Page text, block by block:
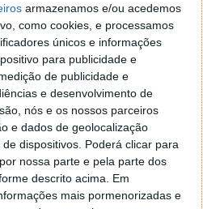
armazenamos e/ou acedemos
como cookies, e processamos
únicos e informações
para publicidade e
de publicidade e
e desenvolvimento de
nós e os nossos parceiros
e dados de geolocalização
dispositivos. Poderá clicar para
nossa parte e pela parte dos
descrito acima. Em
mais pormenorizadas e
na tentativa de forçar o uso do
Kaso te lembres de outra dica fico
obrigado a mesma
de 2005 às 01:39
funciona. Seja como for segue por mail